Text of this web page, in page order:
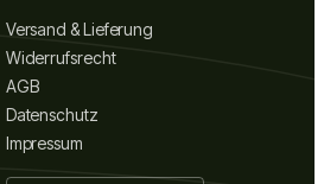
Versand & Lieferung
Widerrufsrecht
AGB
Datenschutz
Impressum